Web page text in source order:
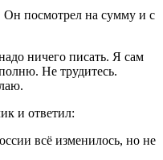
посмотрел на сумму и с
ничего писать. Я сам
Не трудитесь.
и ответил:
всё изменилось, но не